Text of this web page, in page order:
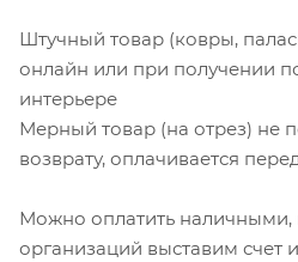
Штучный товар (ковры,
онлайн или при получении
интерьере
Мерный товар (на отрез) не
возврату, оплачивается
Можно оплатить наличными,
организаций выставим счет